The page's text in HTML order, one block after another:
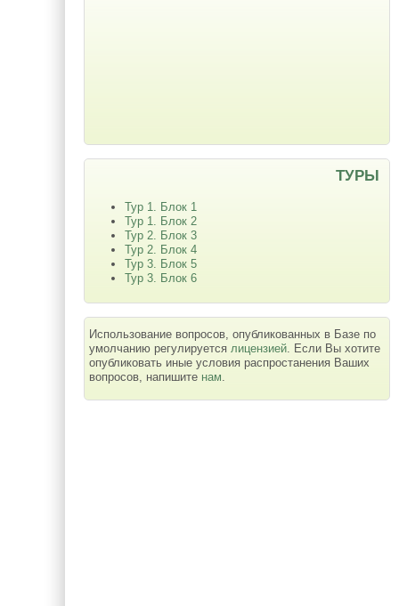
ТУРЫ
Тур 1. Блок 1
Тур 1. Блок 2
Тур 2. Блок 3
Тур 2. Блок 4
Тур 3. Блок 5
Тур 3. Блок 6
Использование вопросов, опубликованных в Базе по
умолчанию регулируется лицензией. Если Вы хотите
опубликовать иные условия распростанения Ваших
вопросов, напишите нам.